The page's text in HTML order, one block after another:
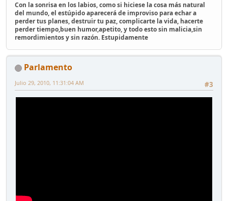
Con la sonrisa en los labios, como si hiciese la cosa más natural
del mundo, el estúpido aparecerá de improviso para echar a
perder tus planes, destruir tu paz, complicarte la vida, hacerte
perder tiempo,buen humor,apetito, y todo esto sin malicia,sin
remordimientos y sin razón. Estupidamente
Parlamento
#3
Julio 29, 2010, 11:31:04 AM